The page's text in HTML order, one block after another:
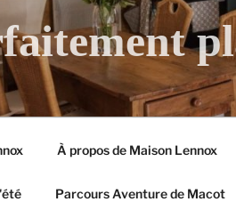
À propos de Maison Lennox
Parcours Aventure de Macot